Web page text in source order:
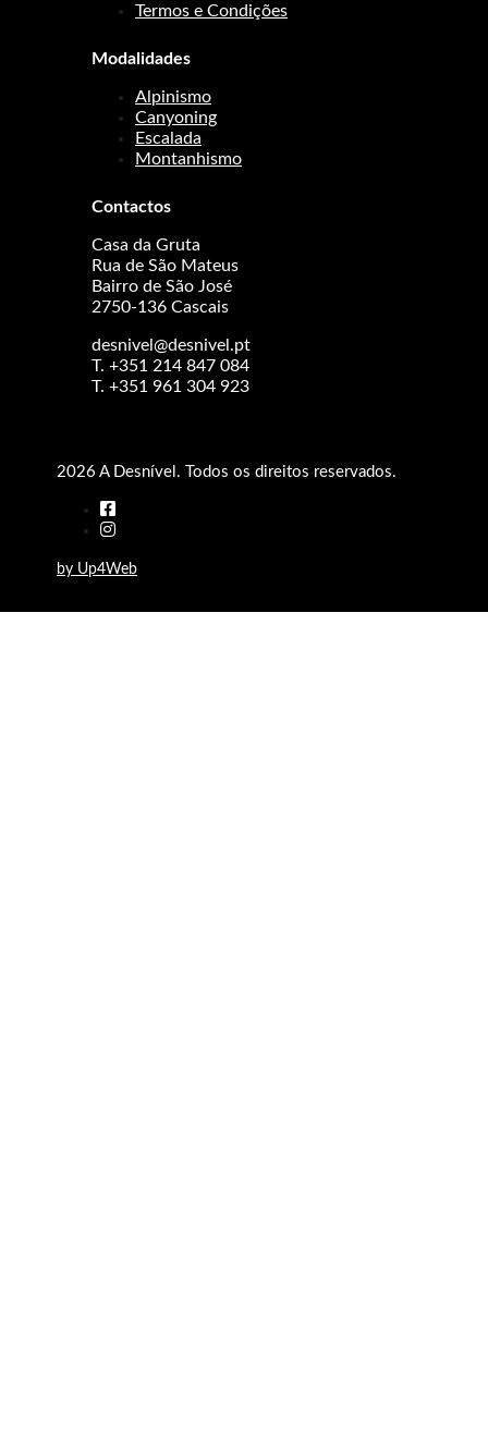
Termos e Condições
Modalidades
Alpinismo
Canyoning
Escalada
Montanhismo
Contactos
Casa da Gruta
Rua de São Mateus
Bairro de São José
2750-136 Cascais
desnivel@desnivel.pt
T. +351 214 847 084
T. +351 961 304 923
2026 A Desnível. Todos os direitos reservados.
by Up4Web